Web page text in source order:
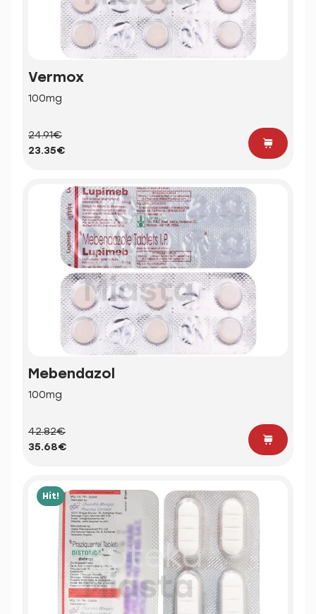
Vermox
100mg
24.91€
23.35€
Mebendazol
100mg
42.82€
35.68€
Hit!